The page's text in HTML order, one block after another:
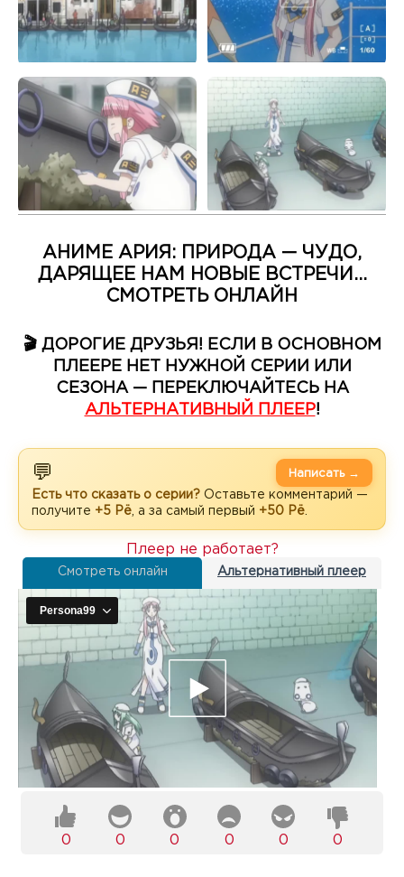
АНИМЕ АРИЯ: ПРИРОДА — ЧУДО,
ДАРЯЩЕЕ НАМ НОВЫЕ ВСТРЕЧИ...
СМОТРЕТЬ ОНЛАЙН
🎬 ДОРОГИЕ ДРУЗЬЯ! ЕСЛИ В ОСНОВНОМ
ПЛЕЕРЕ НЕТ НУЖНОЙ СЕРИИ ИЛИ
СЕЗОНА — ПЕРЕКЛЮЧАЙТЕСЬ НА
АЛЬТЕРНАТИВНЫЙ ПЛЕЕР!
💬
Есть что сказать о серии? Оставьте комментарий —
получите +5 Рё , а за самый первый +50 Рё
Написать →
Смотреть онлайн Альтернативный плеер
Плеер не работает?
0 0 0 0 0 0